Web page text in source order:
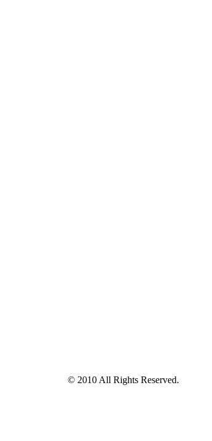
© 2010 All Rights Reserved.